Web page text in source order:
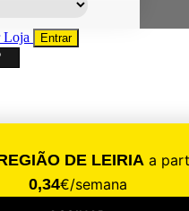
Loja Entrar